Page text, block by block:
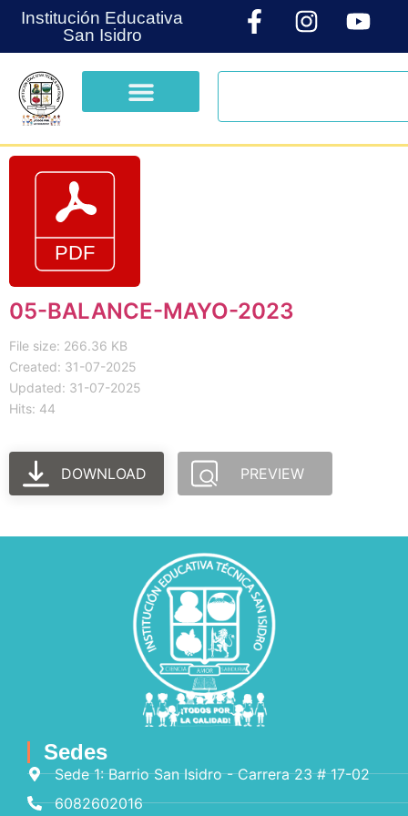
Institución Educativa
San Isidro
05-BALANCE-MAYO-2023
File size: 266.36 KB
Created: 31-07-2025
Updated: 31-07-2025
Hits: 44
DOWNLOAD PREVIEW
Sedes
Sede 1: Barrio San Isidro - Carrera 23 # 17-02
6082602016